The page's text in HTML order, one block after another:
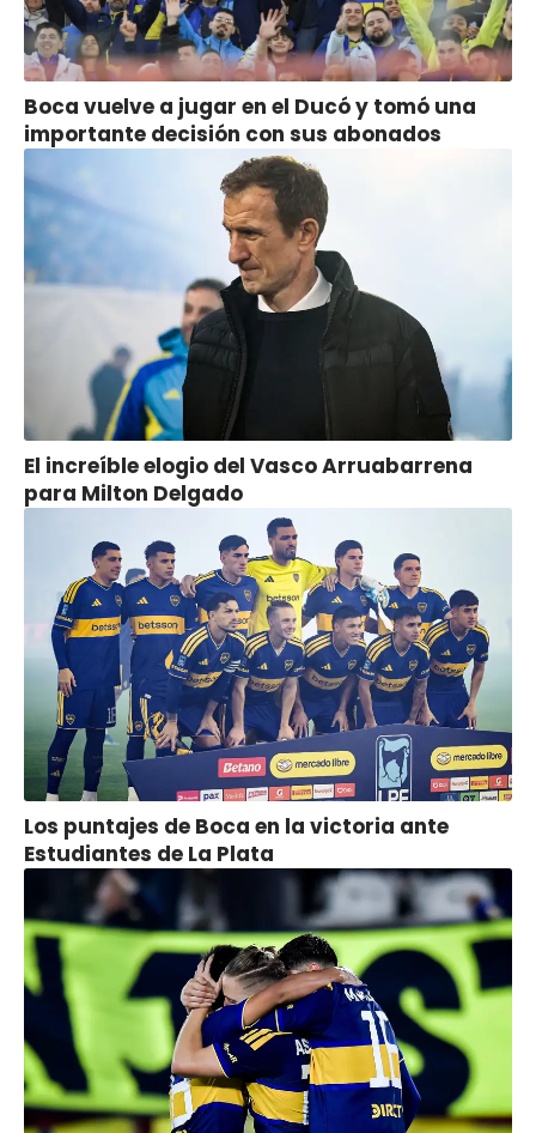
Boca vuelve a jugar en el Ducó y tomó una
importante decisión con sus abonados
El increíble elogio del Vasco Arruabarrena
para Milton Delgado
Los puntajes de Boca en la victoria ante
Estudiantes de La Plata